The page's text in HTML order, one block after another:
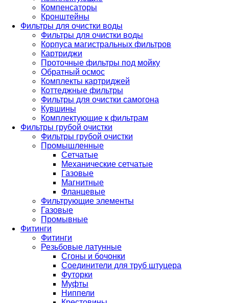
Компенсаторы
Кронштейны
Фильтры для очистки воды
Фильтры для очистки воды
Корпуса магистральных фильтров
Картриджи
Проточные фильтры под мойку
Обратный осмос
Комплекты картриджей
Коттеджные фильтры
Фильтры для очистки самогона
Кувшины
Комплектующие к фильтрам
Фильтры грубой очистки
Фильтры грубой очистки
Промышленные
Сетчатые
Механические сетчатые
Газовые
Магнитные
Фланцевые
Фильтрующие элементы
Газовые
Промывные
Фитинги
Фитинги
Резьбовые латунные
Сгоны и бочонки
Соединители для труб штуцера
Футорки
Муфты
Ниппели